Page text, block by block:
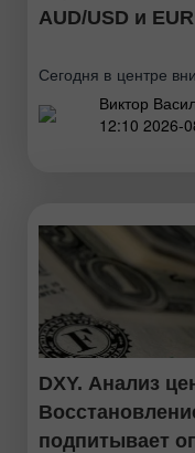
AUD/USD и
Сегодня в центре
занятости от
подтвердить
Виктор
12:10 2026-
DXY. Анализ
подпитывает